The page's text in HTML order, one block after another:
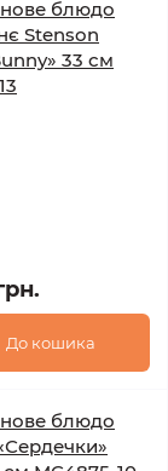
блюдо
Stenson
33 см
До кошика
блюдо